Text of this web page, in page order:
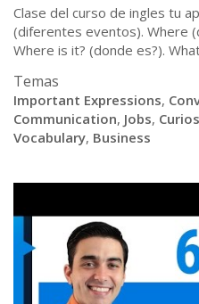
Clase del curso de ingles tu
(diferentes eventos). Where
Where is it? (donde es?).
Temas
Important Expressions,
Communication, Jobs,
Vocabulary, Business